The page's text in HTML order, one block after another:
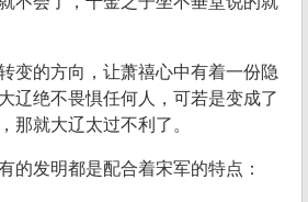
变的方向，让萧禧心中有着一份隐
辽绝不畏惧任何人，可若是变成了
那就大辽太过不利了。
的发明都是配合着宋军的特点：